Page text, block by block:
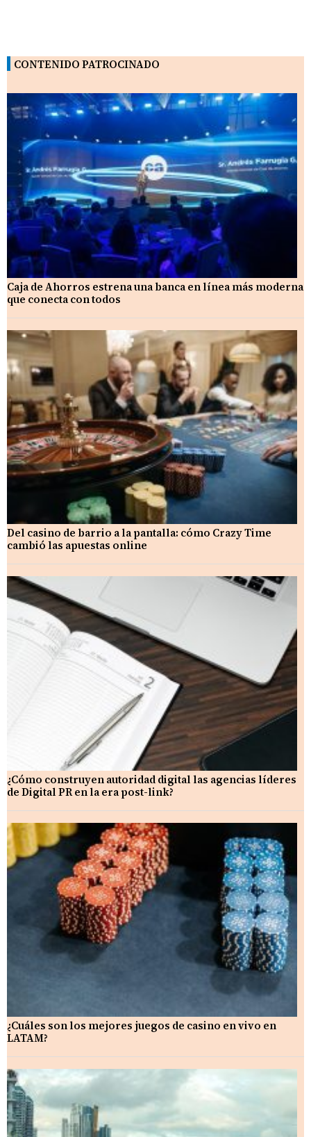
CONTENIDO PATROCINADO
Caja de Ahorros estrena una banca en línea más moderna
que conecta con todos
Del casino de barrio a la pantalla: cómo Crazy Time
cambió las apuestas online
¿Cómo construyen autoridad digital las agencias líderes
de Digital PR en la era post-link?
¿Cuáles son los mejores juegos de casino en vivo en
LATAM?